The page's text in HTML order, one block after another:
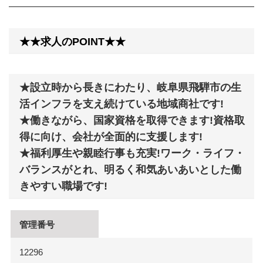
★★求人のPOINT★★
★設立時から⾧きにわたり、岐阜県飛騨市の生
活インフラを支え続けている地域商社です!
★働きながら、国家資格を取得できます!資格取
得に向け、会社が全面的に支援します!
★福利厚生や親睦行事も充実!ワーク・ライフ・
バランスがとれ、明るく和気あいあいとした働
きやすい職場です!
管理番号
12296